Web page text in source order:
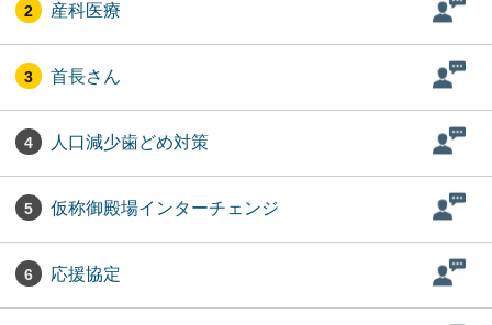
2 産科医療
3 首長さん
4 人口減少歯どめ対策
5 仮称御殿場インターチェンジ
6 応援協定